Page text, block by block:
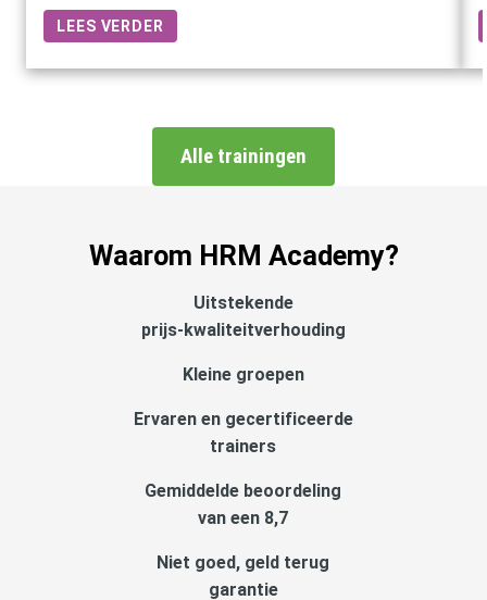
LEES VERDER
Alle trainingen
Waarom HRM Academy?
Uitstekende
prijs-kwaliteitverhouding
Kleine groepen
Ervaren en gecertificeerde
trainers
Gemiddelde beoordeling
van een 8,7
Niet goed, geld terug
garantie